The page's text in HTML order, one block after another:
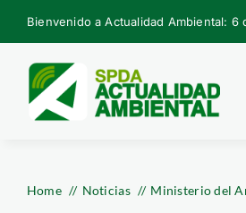
Skip
to
content
Bienvenido a Actualidad Ambiental: 6
Home Noticias Ministerio del